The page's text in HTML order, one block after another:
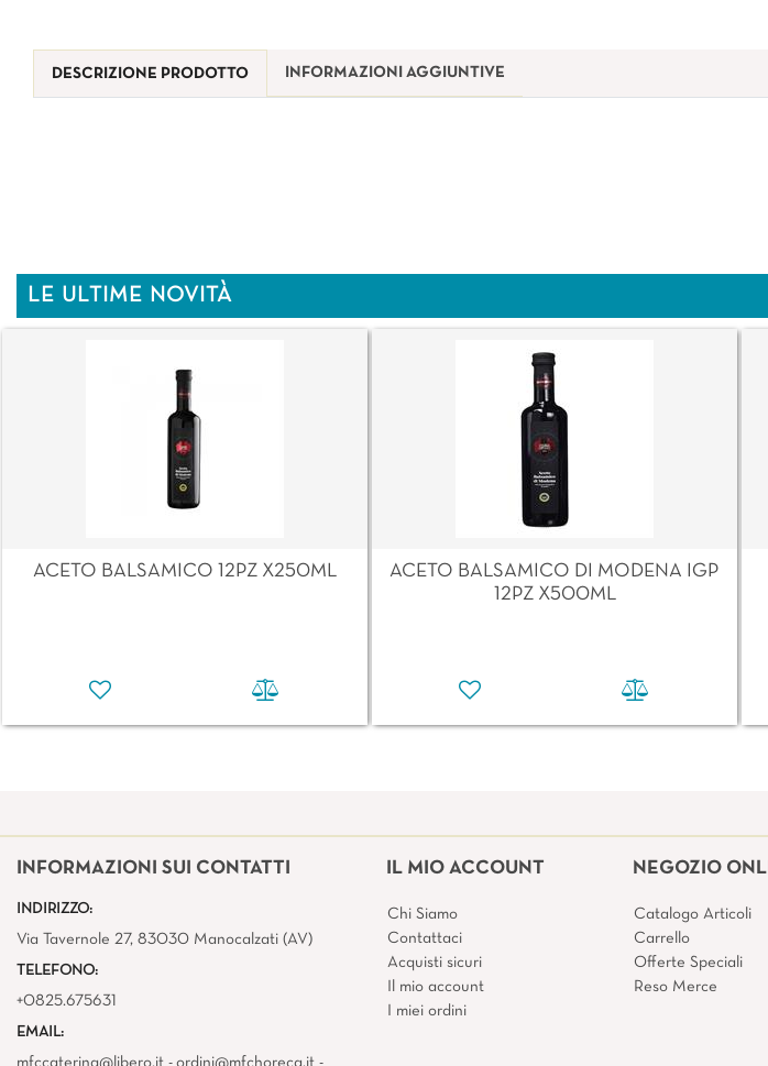
DESCRIZIONE PRODOTTO INFORMAZIONI AGGIUNTIVE
LE ULTIME NOVITÀ
ACETO BALSAMICO 12PZ X250ML
ACETO BALSAMICO DI MODENA IGP
12PZ X500ML
INFORMAZIONI SUI CONTATTI
INDIRIZZO:
Via Tavernole 27, 83030 Manocalzati (AV)
TELEFONO:
+0825.675631
EMAIL:
mfccatering@libero.it - ordini@mfchoreca.it -
IL MIO ACCOUNT
Chi Siamo
Contattaci
Acquisti sicuri
Il mio account
I miei ordini
NEGOZIO
Catalogo Articoli
Carrello
Offerte Speciali
Reso Merce